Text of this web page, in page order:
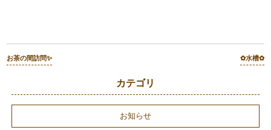
お茶の間訪問✨ ✿水槽✿
カテゴリ
お知らせ